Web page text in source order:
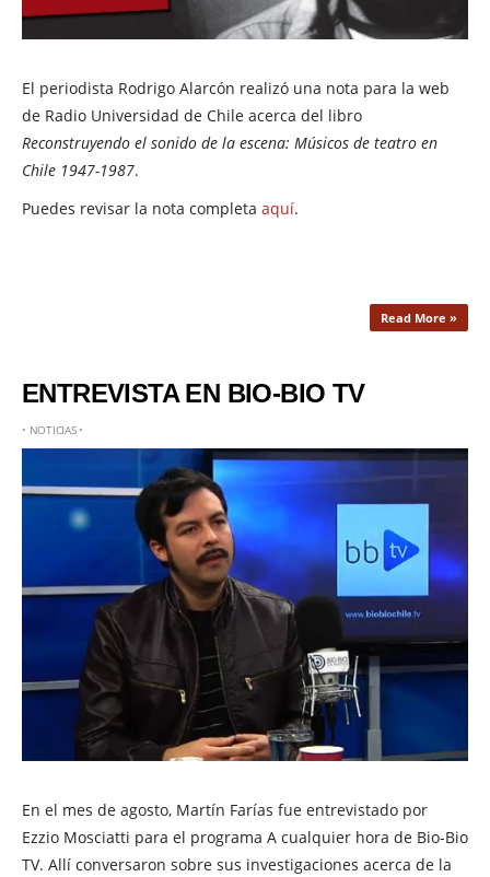
El periodista Rodrigo Alarcón realizó una nota para la web
de Radio Universidad de Chile acerca del libro
Reconstruyendo el sonido de la escena: Músicos de teatro en
Chile 1947-1987.
Puedes revisar la nota completa aquí.
Read More »
ENTREVISTA EN BIO-BIO TV
• NOTICIAS•
En el mes de agosto, Martín Farías fue entrevistado por
Ezzio Mosciatti para el programa A cualquier hora de Bio-Bio
TV. Allí conversaron sobre sus investigaciones acerca de la